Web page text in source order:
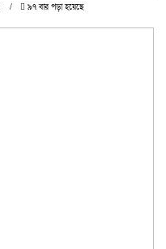
৯৭ বার পড়া হয়েছে